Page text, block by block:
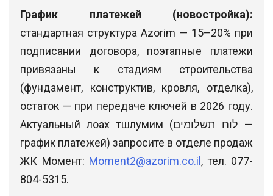
График платежей (новостройка):
стандартная структура Azorim — 15–20% при
подписании договора, поэтапные платежи
привязаны к стадиям строительства
(фундамент, конструктив, кровля, отделка),
остаток — при передаче ключей в 2026 году.
Актуальный лоах тшлумим (לוח תשלומים —
график платежей) запросите в отделе продаж
ЖК Момент: Moment2@azorim.co.il , тел. 077-
804-5315.